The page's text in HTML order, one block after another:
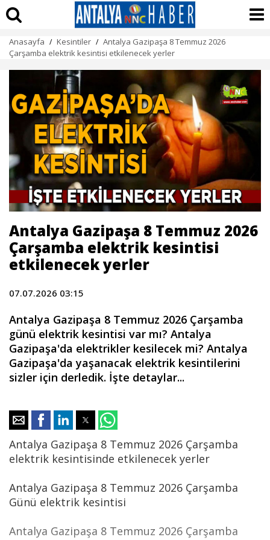
Anasayfa / Kesintiler / Antalya Gazipaşa 8 Temmuz 2026
Çarşamba elektrik kesintisi etkilenecek yerler
Antalya Gazipaşa 8 Temmuz 2026
Çarşamba elektrik kesintisi
etkilenecek yerler
07.07.2026 03:15
Antalya Gazipaşa 8 Temmuz 2026 Çarşamba
günü elektrik kesintisi var mı? Antalya
Gazipaşa'da elektrikler kesilecek mi? Antalya
Gazipaşa'da yaşanacak elektrik kesintilerini
sizler için derledik. İşte detaylar...
Antalya Gazipaşa 8 Temmuz 2026 Çarşamba
elektrik kesintisinde etkilenecek yerler
Antalya Gazipaşa 8 Temmuz 2026 Çarşamba
Günü elektrik kesintisi
Antalya Gazipaşa 8 Temmuz 2026 Çarşamba